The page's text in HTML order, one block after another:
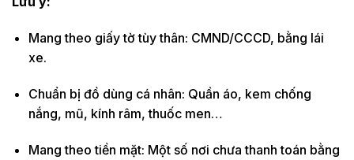
Mang theo giấy tờ tùy thân: CMND/CCCD, bằng lái
xe.
Chuẩn bị đồ dùng cá nhân: Quần áo, kem chống
nắng, mũ, kính râm, thuốc men…
Mang theo tiền mặt: Một số nơi chưa thanh toán bằng